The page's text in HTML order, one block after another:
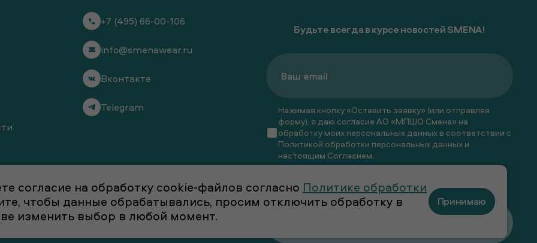
+7 (495) 66-00-106
info@smenawear.ru
Вконтакте
Telegram
Будьте всегда в курсе новостей SMENA!
Нажимая кнопку «Оставить заявку» (или отправляя
форму), я даю согласие АО «МПШО Смена» на
обработку моих персональных данных в соответствии с
Политикой обработки персональных данных и
настоящим Согласием.
информационных рассылок
согласие на обработку cookie-файлов согласно Политике обработки
чтобы данные обрабатывались, просим отключить обработку в
изменить выбор в любой момент.
Принимаю